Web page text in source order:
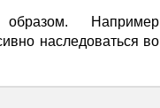
Например
наследоваться во